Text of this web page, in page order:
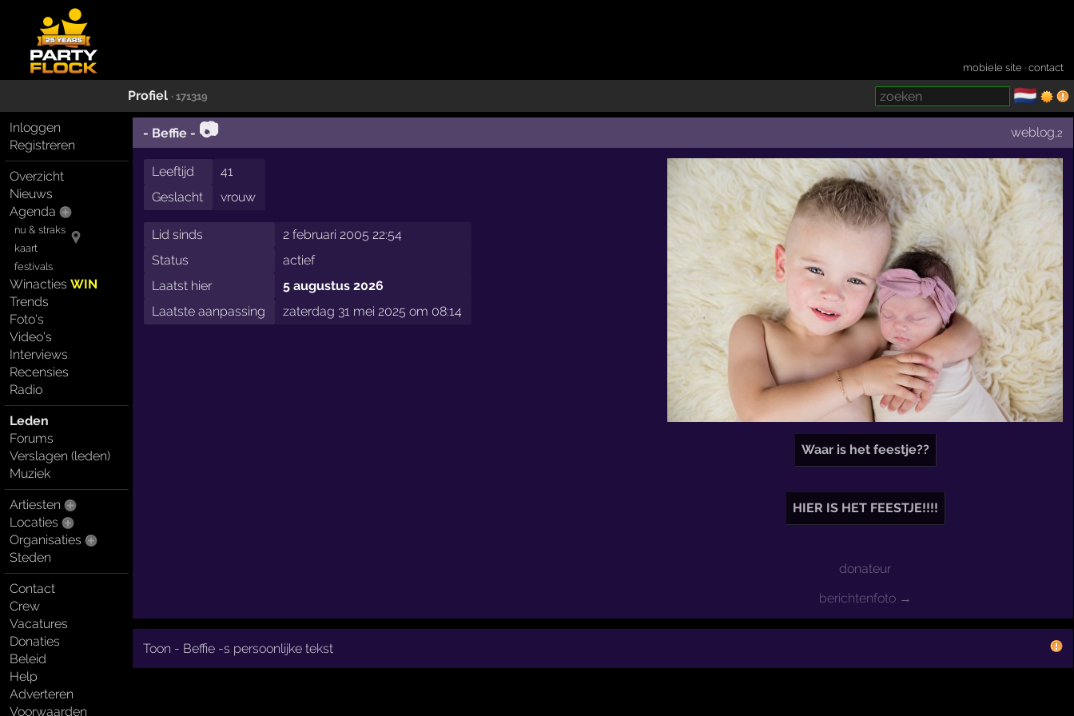
mobiele site ·contact
Profiel · 171319 🇳🇱
Inloggen
Registreren
Overzicht
Nieuws
Agenda
nu & straks
kaart
festivals
WinactiesWIN
Trends
Foto's
Video's
Interviews
Recensies
Radio
Leden
Forums
Verslagen (leden)
Muziek
Artiesten
Locaties
Organisaties
Steden
Contact
Crew
Vacatures
Donaties
Beleid
Help
Adverteren
Voorwaarden
- Beffie - 📷 weblog ,2
Waar is het feestje??
HIER IS HET FEESTJE!!!!
donateur
berichtenfoto →
Leeftijd
41
Geslacht
vrouw
Lid sinds
2 februari 2005 22:54
Status
actief
Laatst hier
5 augustus 2026
Laatste aanpassing
zaterdag 31 mei 2025 om 08:14
Toon - Beffie -s persoonlijke tekst